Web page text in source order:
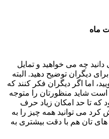
چه می خواهید و تمایل
دیگران توضیح دهید. البته
اما اگر دیگران فکر کنند که
شاید منظورتان را متوجه
که تا حد امکان زیاد حرف
می توانید همه چیز را به
تان هم با دقت بیشتری به